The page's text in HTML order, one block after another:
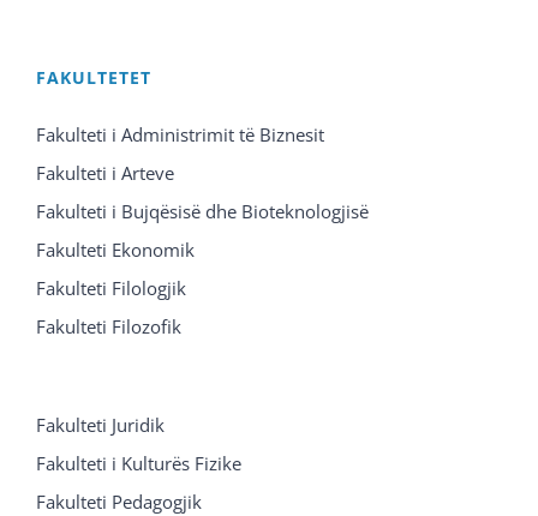
FAKULTETET
Fakulteti i Administrimit të Biznesit
Fakulteti i Arteve
Fakulteti i Bujqësisë dhe Bioteknologjisë
Fakulteti Ekonomik
Fakulteti Filologjik
Fakulteti Filozofik
Fakulteti Juridik
Fakulteti i Kulturës Fizike
Fakulteti Pedagogjik